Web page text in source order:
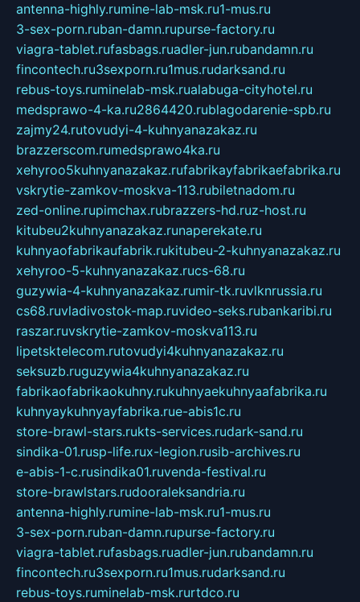
antenna-highly.rumine-lab-msk.ru1-mus.ru
3-sex-porn.ruban-damn.rupurse-factory.ru
viagra-tablet.rufasbags.ruadler-jun.rubandamn.ru
fincontech.ru3sexporn.ru1mus.rudarksand.ru
rebus-toys.ruminelab-msk.rualabuga-cityhotel.ru
medsprawo-4-ka.ru2864420.rublagodarenie-spb.ru
zajmy24.rutovudyi-4-kuhnyanazakaz.ru
brazzerscom.rumedsprawo4ka.ru
xehyroo5kuhnyanazakaz.rufabrikayfabrikaefabrika.ru
vskrytie-zamkov-moskva-113.rubiletnadom.ru
zed-online.rupimchax.rubrazzers-hd.ruz-host.ru
kitubeu2kuhnyanazakaz.runaperekate.ru
kuhnyaofabrikaufabrik.rukitubeu-2-kuhnyanazakaz.ru
xehyroo-5-kuhnyanazakaz.rucs-68.ru
guzywia-4-kuhnyanazakaz.rumir-tk.ruvlknrussia.ru
cs68.ruvladivostok-map.ruvideo-seks.rubankaribi.ru
raszar.ruvskrytie-zamkov-moskva113.ru
lipetsktelecom.rutovudyi4kuhnyanazakaz.ru
seksuzb.ruguzywia4kuhnyanazakaz.ru
fabrikaofabrikaokuhny.rukuhnyaekuhnyaafabrika.ru
kuhnyaykuhnyayfabrika.rue-abis1c.ru
store-brawl-stars.rukts-services.rudark-sand.ru
sindika-01.rusp-life.rux-legion.rusib-archives.ru
e-abis-1-c.rusindika01.ruvenda-festival.ru
store-brawlstars.rudooraleksandria.ru
antenna-highly.rumine-lab-msk.ru1-mus.ru
3-sex-porn.ruban-damn.rupurse-factory.ru
viagra-tablet.rufasbags.ruadler-jun.rubandamn.ru
fincontech.ru3sexporn.ru1mus.rudarksand.ru
rebus-toys.ruminelab-msk.rurtdco.ru